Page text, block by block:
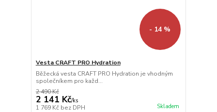
- 14 %
Vesta CRAFT PRO Hydration
Běžecká vesta CRAFT PRO Hydration je vhodným
společníkem pro každ...
2 490 Kč
2 141 Kč/ks
1 769 Kč bez DPH Skladem